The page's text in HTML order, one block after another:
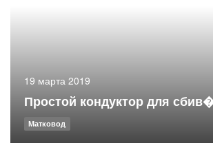
19 марта 2019
Простой кондуктор для
Матковод